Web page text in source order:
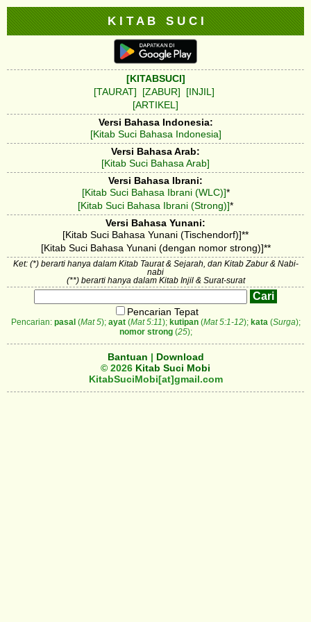
K I T A B S U C I
[KITABSUCI]
[TAURAT]
[ZABUR]
[INJIL]
[ARTIKEL]
Versi Bahasa Indonesia:
[Kitab Suci Bahasa Indonesia]
Versi Bahasa Arab:
[Kitab Suci Bahasa Arab]
Versi Bahasa Ibrani:
[Kitab Suci Bahasa Ibrani (WLC)]*
[Kitab Suci Bahasa Ibrani (Strong)]*
Versi Bahasa Yunani:
[Kitab Suci Bahasa Yunani (Tischendorf)]**
[Kitab Suci Bahasa Yunani (dengan nomor strong)]**
Ket: (*) berarti hanya dalam Kitab Taurat & Sejarah, dan Kitab Zabur & Nabi-
nabi
(**) berarti hanya dalam Kitab Injil & Surat-surat
Pencarian Tepat
Pencarian: pasal (Mat 5); ayat(Mat 5:11); kutipan(Mat 5:1-12); kata(Surga);
nomor strong(25);
Bantuan | Download
© 2026 Kitab Suci Mobi
KitabSuciMobi[at]gmail.com